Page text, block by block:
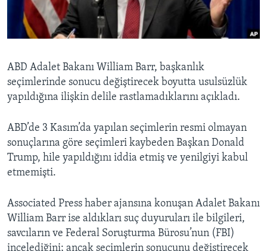
HAYATTAN
SANAT
BIZI TAKIP EDIN
Diller
ABD Adalet Bakanı William Barr, başkanlık
seçimlerinde sonucu değiştirecek boyutta usulsüzlük
yapıldığına ilişkin delile rastlamadıklarını açıkladı.
ABD’de 3 Kasım’da yapılan seçimlerin resmi olmayan
sonuçlarına göre seçimleri kaybeden Başkan Donald
Trump, hile yapıldığını iddia etmiş ve yenilgiyi kabul
etmemişti.
Associated Press haber ajansına konuşan Adalet Bakanı
William Barr ise aldıkları suç duyuruları ile bilgileri,
savcıların ve Federal Soruşturma Bürosu’nun (FBI)
incelediğini; ancak seçimlerin sonucunu değiştirecek